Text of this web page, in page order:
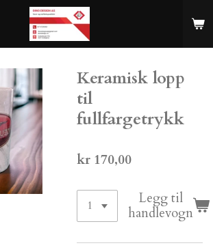
Keramisk lopp
til
fullfargetrykk
kr 170,00
Legg til
handlevogn